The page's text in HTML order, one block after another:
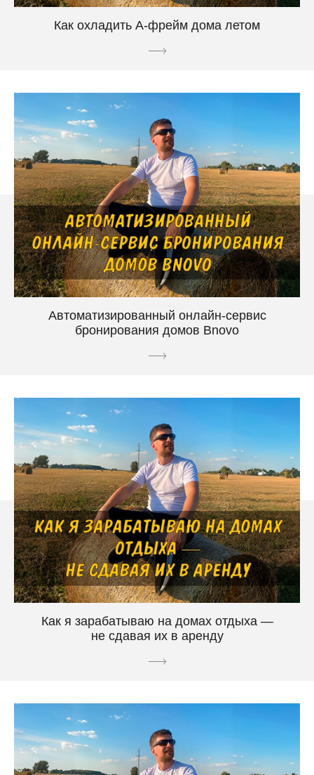
Как охладить А-фрейм дома летом
Автоматизированный онлайн-сервис
бронирования домов Bnovo
Как я зарабатываю на домах отдыха —
не сдавая их в аренду